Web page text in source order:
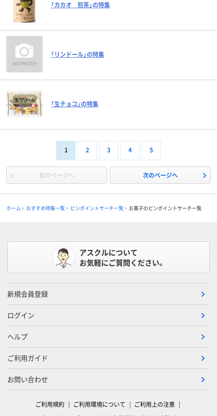
「カカオ 煎茶」の特集
「リンドール」の特集
「生チョコ」の特集
1 2 3 4 5
前のページへ 次のページへ
ホーム おすすめ特集一覧 ピンポイントサーチ一覧 お菓子のピンポイントサーチ一覧
アスクルについて
お気軽にご質問ください。
新規会員登録
ログイン
ヘルプ
ご利用ガイド
お問い合わせ
ご利用規約 ご利用環境について
ご利用上の注意